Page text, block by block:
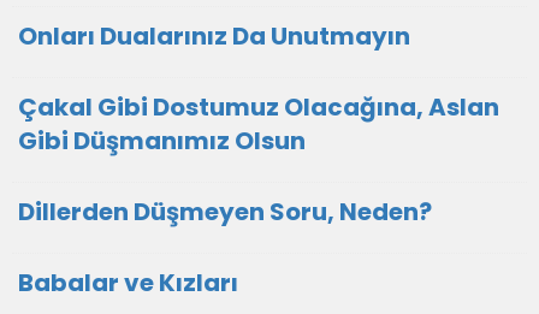
Onları Dualarınız Da Unutmayın
Çakal Gibi Dostumuz Olacağına, Aslan
Gibi Düşmanımız Olsun
Dillerden Düşmeyen Soru, Neden?
Babalar ve Kızları